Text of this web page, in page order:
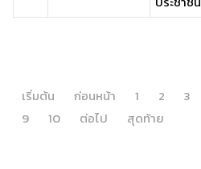
เริ่มต้น ก่อนหน้า 1 2 3
9
10 ต่อไป สุดท้าย